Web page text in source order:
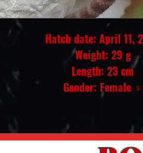
Hatch date: April 11,
Weight: 29 g
Length: 23 cm
Gender: Female ♀️